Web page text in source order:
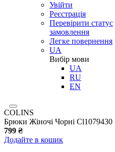
Увійти
Реєстрація
Перевірити статус
замовлення
Легке повернення
UA
Вибір мови
UA
RU
EN
COLINS
Брюки Жіночі Чорні Cl1079430
799 ₴
Додайте в кошик